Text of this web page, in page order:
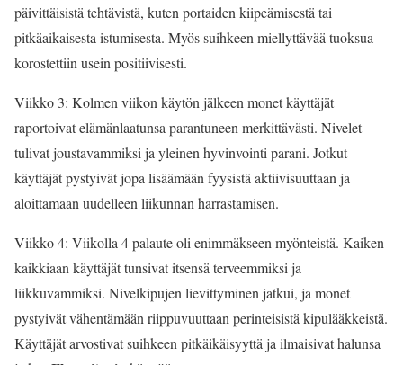
päivittäisistä tehtävistä, kuten portaiden kiipeämisestä tai
pitkäaikaisesta istumisesta. Myös suihkeen miellyttävää tuoksua
korostettiin usein positiivisesti.
Viikko 3: Kolmen viikon käytön jälkeen monet käyttäjät
raportoivat elämänlaatunsa parantuneen merkittävästi. Nivelet
tulivat joustavammiksi ja yleinen hyvinvointi parani. Jotkut
käyttäjät pystyivät jopa lisäämään fyysistä aktiivisuuttaan ja
aloittamaan uudelleen liikunnan harrastamisen.
Viikko 4: Viikolla 4 palaute oli enimmäkseen myönteistä. Kaiken
kaikkiaan käyttäjät tunsivat itsensä terveemmiksi ja
liikkuvammiksi. Nivelkipujen lievittyminen jatkui, ja monet
pystyivät vähentämään riippuvuuttaan perinteisistä kipulääkkeistä.
Käyttäjät arvostivat suihkeen pitkäikäisyyttä ja ilmaisivat halunsa